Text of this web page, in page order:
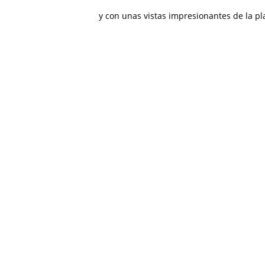
y con unas vistas impresionantes de la